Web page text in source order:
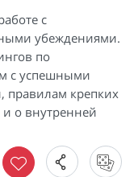
с
убеждениями.
по
с успешными
правилам крепких
о внутренней